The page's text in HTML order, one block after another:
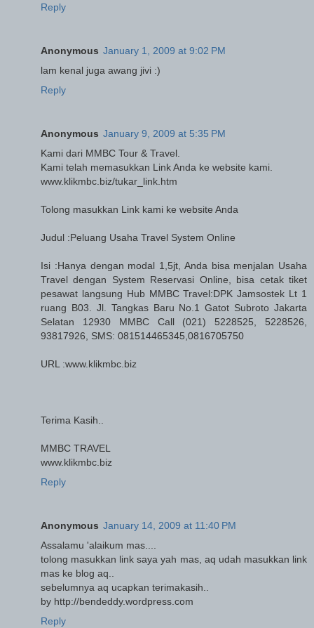
Reply
Anonymous January 1, 2009 at 9:02 PM
lam kenal juga awang jivi :)
Reply
Anonymous January 9, 2009 at 5:35 PM
Kami dari MMBC Tour & Travel.
Kami telah memasukkan Link Anda ke website kami.
www.klikmbc.biz/tukar_link.htm
Tolong masukkan Link kami ke website Anda
Judul :Peluang Usaha Travel System Online
Isi :Hanya dengan modal 1,5jt, Anda bisa menjalan Usaha
Travel dengan System Reservasi Online, bisa cetak tiket
pesawat langsung Hub MMBC Travel:DPK Jamsostek Lt 1
ruang B03. Jl. Tangkas Baru No.1 Gatot Subroto Jakarta
Selatan 12930 MMBC Call (021) 5228525, 5228526,
93817926, SMS: 081514465345,0816705750
URL :www.klikmbc.biz
Terima Kasih..
MMBC TRAVEL
www.klikmbc.biz
Reply
Anonymous January 14, 2009 at 11:40 PM
Assalamu 'alaikum mas....
tolong masukkan link saya yah mas, aq udah masukkan link
mas ke blog aq..
sebelumnya aq ucapkan terimakasih..
by http://bendeddy.wordpress.com
Reply